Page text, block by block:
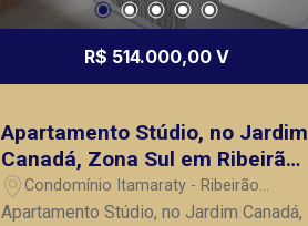
R$ 514.000,00 V
Apartamento Stúdio, no Jardim
Canadá, Zona Sul em Ribeirão
Preto/SP;
Condomínio Itamaraty - Ribeirão
Preto/SP
Apartamento Stúdio, no Jardim Canadá,